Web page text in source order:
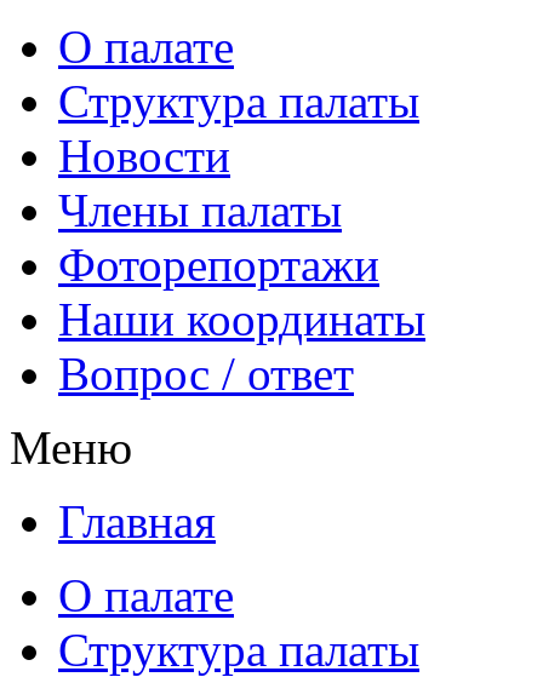
О палате
Структура палаты
Новости
Члены палаты
Фоторепортажи
Наши координаты
Вопрос / ответ
Меню
Главная
О палате
Структура палаты